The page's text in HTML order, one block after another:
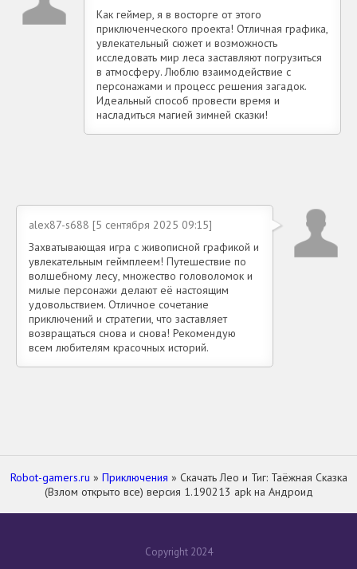
Как геймер, я в восторге от этого
приключенческого проекта! Отличная графика,
увлекательный сюжет и возможность
исследовать мир леса заставляют погрузиться
в атмосферу. Люблю взаимодействие с
персонажами и процесс решения загадок.
Идеальный способ провести время и
насладиться магией зимней сказки!
alex87-s688 [5 сентября 2025 09:15]
Захватывающая игра с живописной графикой и
увлекательным геймплеем! Путешествие по
волшебному лесу, множество головоломок и
милые персонажи делают её настоящим
удовольствием. Отличное сочетание
приключений и стратегии, что заставляет
возвращаться снова и снова! Рекомендую
всем любителям красочных историй.
Robot-gamers.ru » Приключения » Скачать Лео и Тиг: Таёжная Сказка
(Взлом открыто все) версия 1.190213 apk на Андроид
Copyright 2024